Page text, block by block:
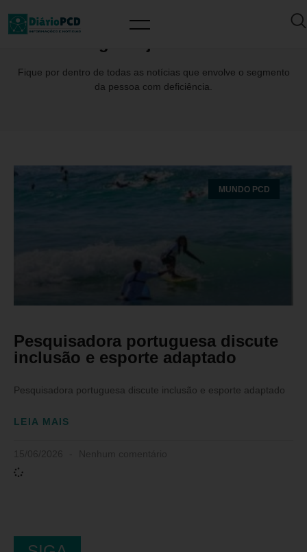
Fique por dentro de todas as notícias que envolve o segmento
da pessoa com deficiência.
MUNDO PCD
Pesquisadora portuguesa discute
inclusão e esporte adaptado
Pesquisadora portuguesa discute inclusão e esporte adaptado
LEIA MAIS